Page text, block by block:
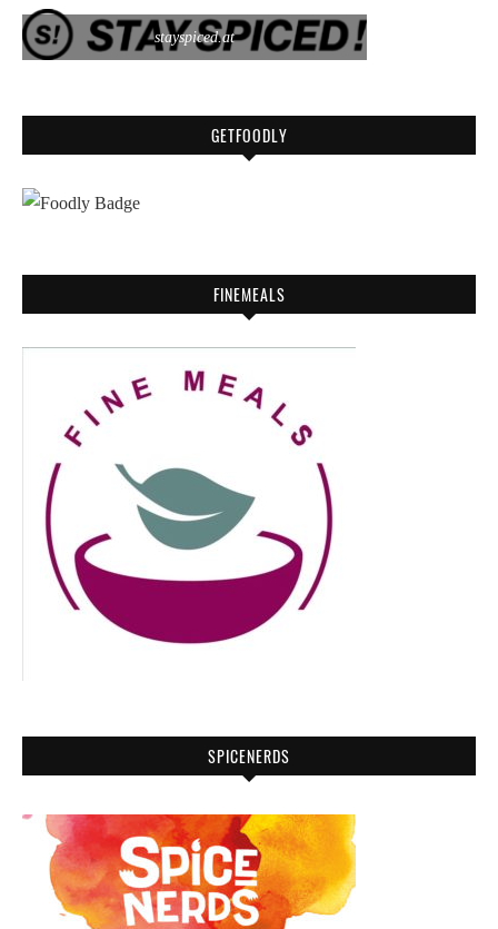
stayspiced.at
GETFOODLY
FINEMEALS
SPICENERDS